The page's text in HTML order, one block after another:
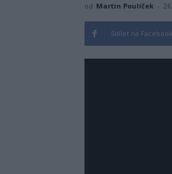
od Martin Poulíček -
Sdílet na